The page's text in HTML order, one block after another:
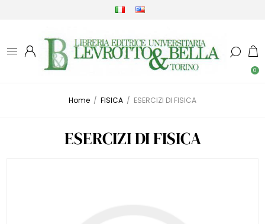
0
Home / FISICA / ESERCIZI DI FISICA
ESERCIZI DI FISICA